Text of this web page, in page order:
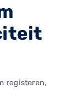
registeren,